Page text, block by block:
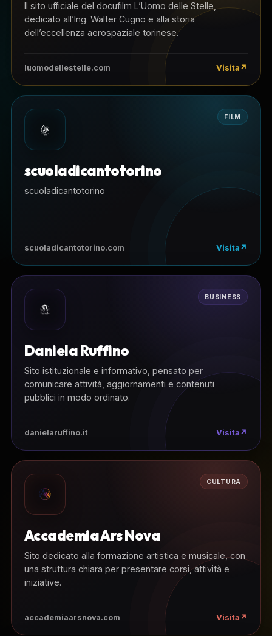
Il sito ufficiale del docufilm L’Uomo delle Stelle,
dedicato all’Ing. Walter Cugno e alla storia
dell’eccellenza aerospaziale torinese.
luomodellestelle.com Visita
FILM
scuoladicantotorino
scuoladicantotorino
scuoladicantotorino.com Visita
BUSINESS
Daniela Ruffino
Sito istituzionale e informativo, pensato per
comunicare attività, aggiornamenti e contenuti
pubblici in modo ordinato.
danielaruffino.it Visita
CULTURA
Accademia Ars Nova
Sito dedicato alla formazione artistica e musicale, con
una struttura chiara per presentare corsi, attività e
iniziative.
accademiaarsnova.com Visita